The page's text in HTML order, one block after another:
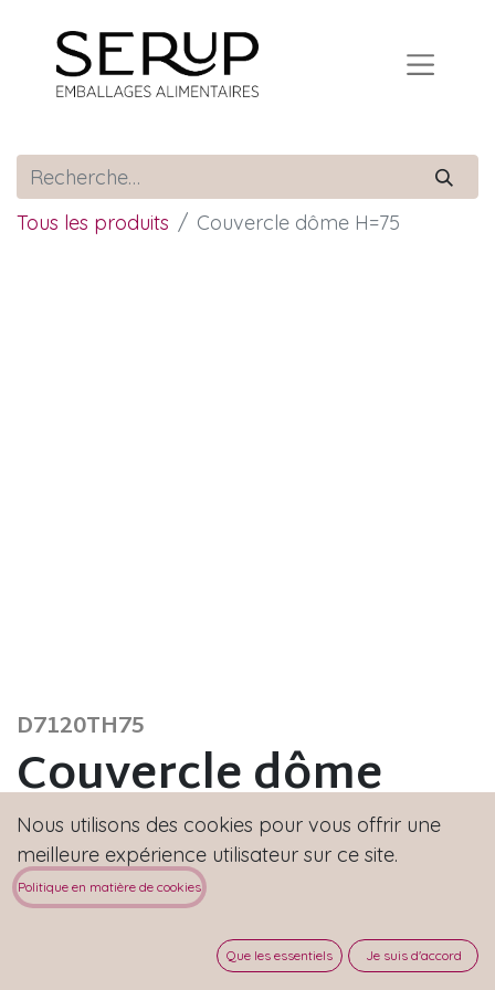
Tous les produits Couvercle dôme H=75
D7120TH75
Couvercle dôme
H=75
Hauteur : 75 mm
réside dans leur conception empilable et assure
la stabilité sur vos rayonnages.
Nous utilisons des cookies pour vous offrir une
meilleure expérience utilisateur sur ce site.
Politique en matière de cookies
Que les essentiels Je suis d'accord